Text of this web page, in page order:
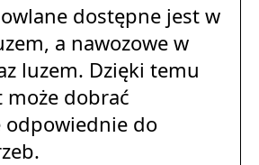
dostępne jest w
a nawozowe w
luzem. Dzięki temu
może dobrać
odpowiednie do